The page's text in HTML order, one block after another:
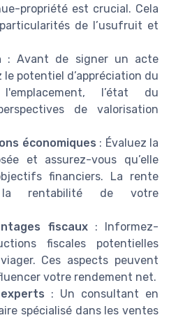
propriété est crucial. Cela
de l’usufruit et
: Avant de signer un acte
potentiel d’appréciation du
l’état du
de valorisation
économiques : Évaluez la
et assurez-vous qu’elle
financiers. La rente
rentabilité de votre
fiscaux: Informez-
fiscales potentielles
Ces aspects peuvent
votre rendement net.
: Un consultant en
spécialisé dans les ventes